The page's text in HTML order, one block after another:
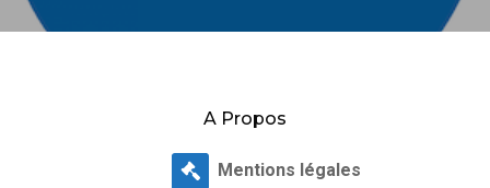
A Propos
Mentions légales